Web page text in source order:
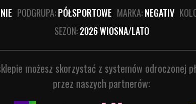
PODGRUPA:PÓŁSPORTOWE MARKA:NEGATIV
SEZON:2026 WIOSNA/LATO
możesz skorzystać z systemów odroczonej
przez naszych partnerów: